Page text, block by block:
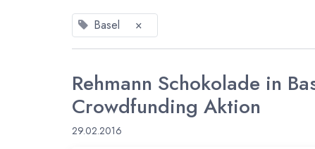
Basel ×
Rehmann Schokolade in
Crowdfunding Aktion
29.02.2016